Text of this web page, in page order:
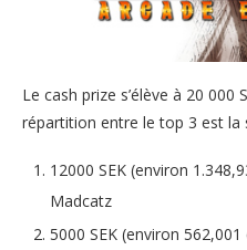
Le cash prize s’élève à 20 000
répartition entre le top 3 est la
12000 SEK (environ
Madcatz
5000 SEK (environ